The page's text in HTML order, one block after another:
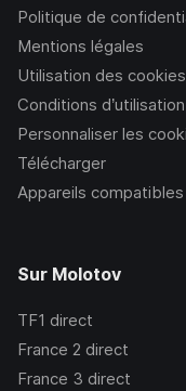
Politique de
Mentions légales
Utilisation des cookies
Conditions d’utilisation
Personnaliser les
Télécharger
Appareils compatibles
Sur Molotov
TF1 direct
France 2 direct
France 3 direct